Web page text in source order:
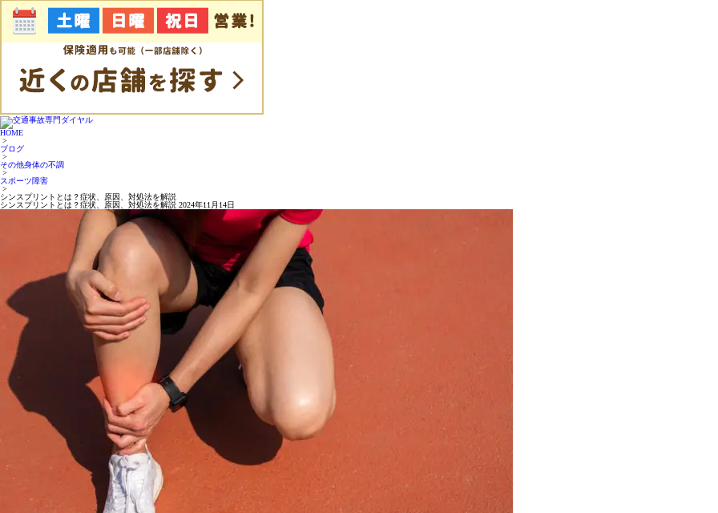
HOME
>
ブログ
>
その他身体の不調
>
スポーツ障害
>
シンスプリントとは？症状、原因、対処法を解説
シンスプリントとは？症状、原因、対処法を解説 2024年11月14日